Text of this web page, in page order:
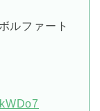
ルファート